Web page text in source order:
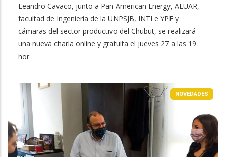
Leandro Cavaco, junto a Pan American Energy, ALUAR,
facultad de Ingeniería de la UNPSJB, INTI e YPF y
cámaras del sector productivo del Chubut, se realizará
una nueva charla online y gratuita el jueves 27 a las 19
hor
NOVEDADES